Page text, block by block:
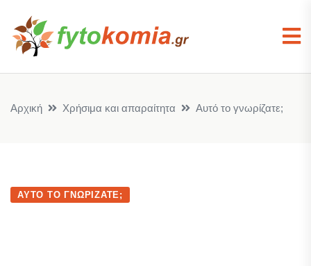
Αρχική Χρήσιμα και απαραίτητα Αυτό το γνωρίζατε;
ΑΥΤΌ ΤΟ ΓΝΩΡΊΖΑΤΕ;